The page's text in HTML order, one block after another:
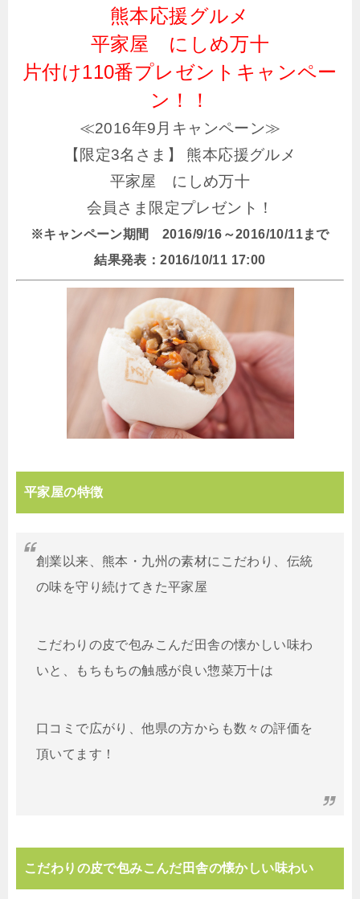
熊本応援グルメ
平家屋 にしめ万十
片付け110番プレゼントキャンペー
ン！！
≪2016年9月キャンペーン≫
【限定3名さま】 熊本応援グルメ
平家屋 にしめ万十
会員さま限定プレゼント！
※キャンペーン期間 2016/9/16～2016/10/11まで
結果発表：2016/10/11 17:00
平家屋の特徴
創業以来、熊本・九州の素材にこだわり、伝統
の味を守り続けてきた平家屋
こだわりの皮で包みこんだ田舎の懐かしい味わ
いと、もちもちの触感が良い惣菜万十は
口コミで広がり、他県の方からも数々の評価を
頂いてます！
こだわりの皮で包みこんだ田舎の懐かしい味わい